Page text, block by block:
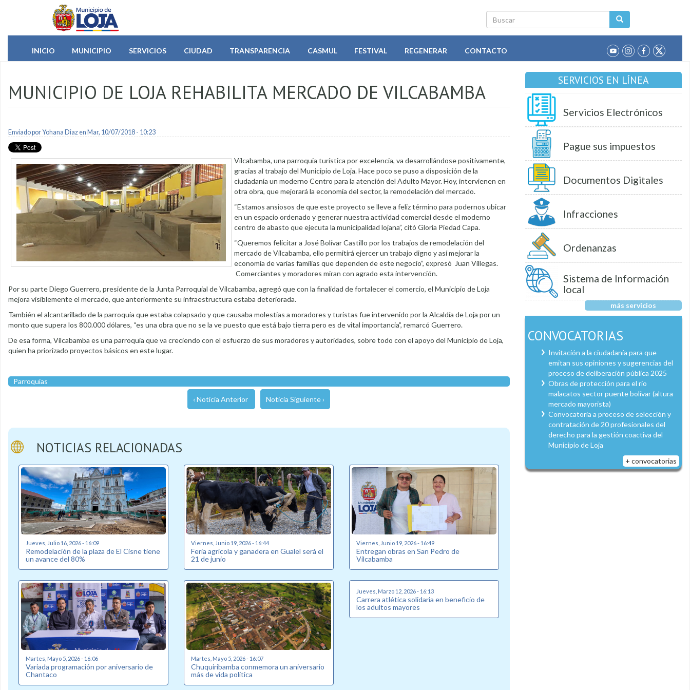
Pasar al contenido principal
Buscar
INICIO
MUNICIPIO SERVICIOS CIUDAD TRANSPARENCIA CASMUL FESTIVAL REGENERAR CONTACTO
MUNICIPIO DE LOJA REHABILITA MERCADO DE VILCABAMBA
Enviado porYohana Diazen Mar, 10/07/2018 - 10:23
Vilcabamba, una parroquia turística por excelencia, va desarrollándose positivamente,
gracias al trabajo del Municipio de Loja. Hace poco se puso a disposición de la
ciudadanía un moderno Centro para la atención del Adulto Mayor. Hoy, intervienen en
otra obra, que mejorará la economía del sector, la remodelación del mercado.
“Estamos ansiosos de que este proyecto se lleve a feliz término para podernos ubicar
en un espacio ordenado y generar nuestra actividad comercial desde el moderno
centro de abasto que ejecuta la municipalidad lojana”, citó Gloria Piedad Capa.
“Queremos felicitar a José Bolívar Castillo por los trabajos de remodelación del
mercado de Vilcabamba, ello permitirá ejercer un trabajo digno y así mejorar la
economía de varias familias que dependen de este negocio”, expresó Juan Villegas.
Comerciantes y moradores miran con agrado esta intervención.
Por su parte Diego Guerrero, presidente de la Junta Parroquial de Vilcabamba, agregó que con la finalidad de fortalecer el comercio, el Municipio de Loja
mejora visiblemente el mercado, que anteriormente su infraestructura estaba deteriorada.
También el alcantarillado de la parroquia que estaba colapsado y que causaba molestias a moradores y turistas fue intervenido por la Alcaldía de Loja por un
monto que supera los 800.000 dólares, “es una obra que no se la ve puesto que está bajo tierra pero es de vital importancia”, remarcó Guerrero.
De esa forma, Vilcabamba es una parroquia que va creciendo con el esfuerzo de sus moradores y autoridades, sobre todo con el apoyo del Municipio de Loja,
quien ha priorizado proyectos básicos en este lugar.
Parroquias
‹ Noticia Anterior Noticia Siguiente ›
NOTICIAS RELACIONADAS
Jueves, Julio 16, 2026 - 16:09
Remodelación de la plaza de El Cisne tiene
un avance del 80%
Viernes, Junio 19, 2026 - 16:44
Feria agrícola y ganadera en Gualel será el
21 de junio
Viernes, Junio 19, 2026 - 16:49
Entregan obras en San Pedro de
Vilcabamba
Martes, Mayo 5, 2026 - 16:06
Variada programación por aniversario de
Chantaco
Martes, Mayo 5, 2026 - 16:07
Chuquiribamba conmemora un aniversario
más de vida política
Jueves, Marzo 12, 2026 - 16:13
Carrera atlética solidaria en beneficio de
los adultos mayores
SERVICIOS EN LÍNEA
Servicios Electrónicos
Pague sus impuestos
Documentos Digitales
Infracciones
Ordenanzas
Sistema de Información
local
más servicios
CONVOCATORIAS
Invitación a la ciudadanía para que
emitan sus opiniones y sugerencias del
proceso de deliberación pública 2025
Obras de protección para el río
malacatos sector puente bolívar (altura
mercado mayorista)
Convocatoria a proceso de selección y
contratación de 20 profesionales del
derecho para la gestión coactiva del
Municipio de Loja
+ convocatorias